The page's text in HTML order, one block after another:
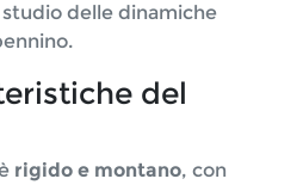
delle dinamiche
del
rigido e montano, con